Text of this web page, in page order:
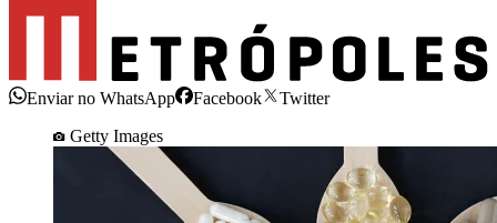
Enviar no WhatsApp Facebook
Twitter
Getty Images